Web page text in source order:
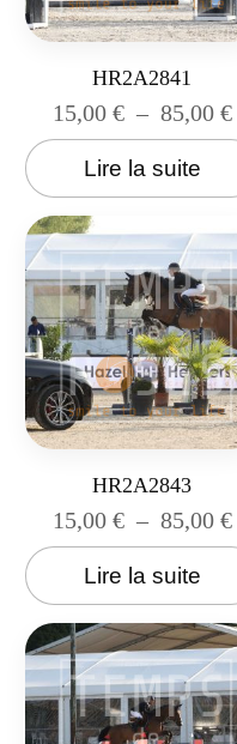
HR2A2841
15,00 € – 85,00 €
Lire la suite
HR2A2843
15,00 € – 85,00 €
Lire la suite